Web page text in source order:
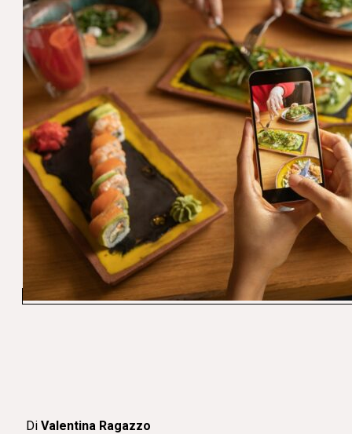
Di Valentina Ragazzo